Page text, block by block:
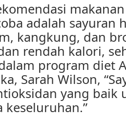
adalah sayuran
kangkung, dan
rendah kalori,
program diet
Sarah Wilson,
yang baik
keseluruhan.”